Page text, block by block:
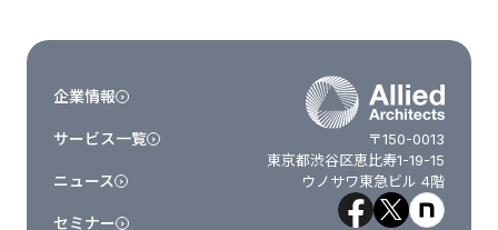
〒150-0013
東京都渋谷区恵比寿1-19-15
ウノサワ東急ビル 4階
企業情報
サービス一覧
ニュース
セミナー